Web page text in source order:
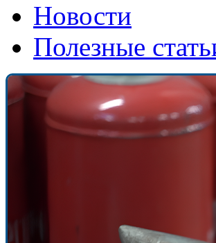
Новости
Полезные